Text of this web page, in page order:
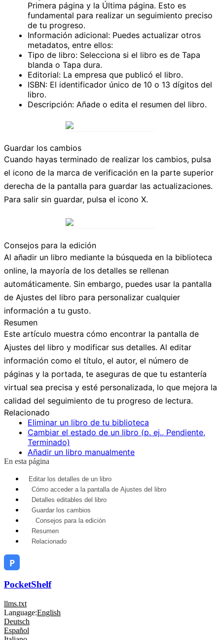
Primera página y la Última página. Esto es
fundamental para realizar un seguimiento preciso
de tu progreso.
Información adicional: Puedes actualizar otros
metadatos, entre ellos:
Tipo de libro: Selecciona si el libro es de Tapa
blanda o Tapa dura.
Editorial: La empresa que publicó el libro.
ISBN: El identificador único de 10 o 13 dígitos del
libro.
Descripción: Añade o edita el resumen del libro.
Guardar los cambios
Cuando hayas terminado de realizar los cambios, pulsa
el icono de la marca de verificación en la parte superior
derecha de la pantalla para guardar las actualizaciones.
Para salir sin guardar, pulsa el icono X.
Consejos para la edición
Al añadir un libro mediante la búsqueda en la biblioteca
online, la mayoría de los detalles se rellenan
automáticamente. Sin embargo, puedes usar la pantalla
de Ajustes del libro para personalizar cualquier
información a tu gusto.
Resumen
Este artículo muestra cómo encontrar la pantalla de
Ajustes del libro y modificar sus detalles. Al editar
información como el título, el autor, el número de
páginas y la portada, te aseguras de que tu estantería
virtual sea precisa y esté personalizada, lo que mejora la
calidad del seguimiento de tu progreso de lectura.
Relacionado
Eliminar un libro de tu biblioteca
Cambiar el estado de un libro (p. ej., Pendiente,
Terminado)
Añadir un libro manualmente
En esta página
Editar los detalles de un libro
Cómo acceder a la pantalla de Ajustes del libro
Detalles editables del libro
Guardar los cambios
Consejos para la edición
Resumen
Relacionado
PocketShelf
llms.txt
Language:English
Deutsch
Español